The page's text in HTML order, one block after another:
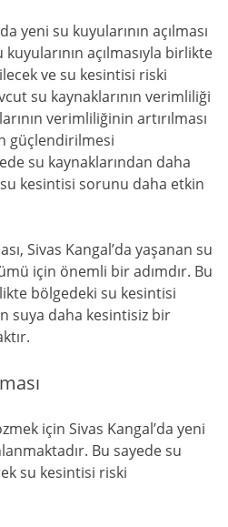
yeni su kuyularının açılması
açılmasıyla birlikte
ve su kesintisi riski
su kaynaklarının verimliliği
verimliliğinin artırılması
güçlendirilmesi
su kaynaklarından daha
kesintisi sorunu daha etkin
Sivas Kangal’da yaşanan su
için önemli bir adımdır. Bu
bölgedeki su kesintisi
suya daha kesintisiz bir
için Sivas Kangal’da yeni
Bu sayede su
su kesintisi riski